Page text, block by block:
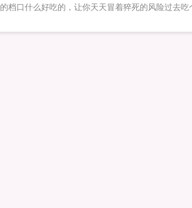
口什么好吃的，让你天天冒着猝死的风险过去